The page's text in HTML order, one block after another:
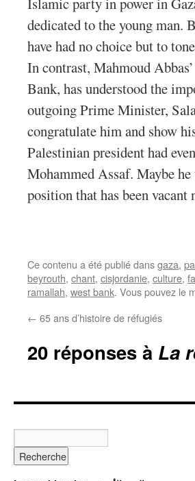
dedicated to the young man.
have had no choice but to
In contrast, Mahmoud
Bank, has understood the
outgoing Prime Minister,
congratulate him and show
Palestinian president had
Mohammed Assaf. Maybe
position that has been
Ce contenu a été publié dansgaza,
beyrouth, chant, cisjordanie, culture,
ramallah, west bank. Vous pouvez le
← 65 ans d’histoire de réfugiés
20 réponses à La